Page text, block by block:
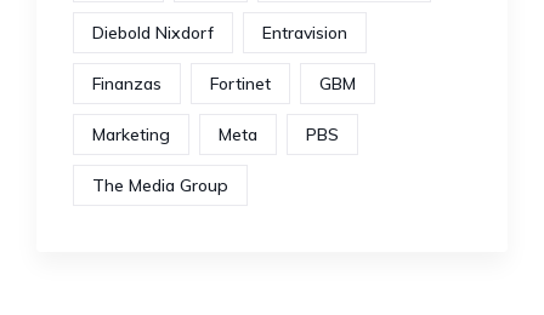
Diebold Nixdorf Entravision
Finanzas Fortinet GBM
Marketing Meta PBS
The Media Group